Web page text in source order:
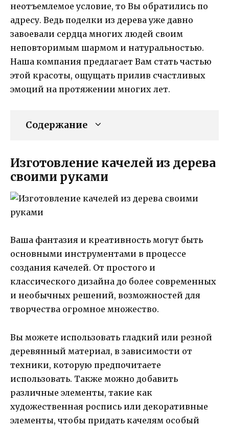
неотъемлемое условие, то Вы обратились по
адресу. Ведь поделки из дерева уже давно
завоевали сердца многих людей своим
неповторимым шармом и натуральностью.
Наша компания предлагает Вам стать частью
этой красоты, ощущать прилив счастливых
эмоций на протяжении многих лет.
Содержание
Изготовление качелей из дерева
своими руками
Ваша фантазия и креативность могут быть
основными инструментами в процессе
создания качелей. От простого и
классического дизайна до более современных
и необычных решений, возможностей для
творчества огромное множество.
Вы можете использовать гладкий или резной
деревянный материал, в зависимости от
техники, которую предпочитаете
использовать. Также можно добавить
различные элементы, такие как
художественная роспись или декоративные
элементы, чтобы придать качелям особый